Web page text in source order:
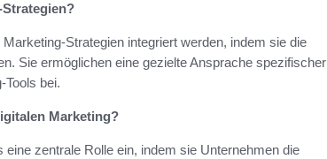
Strategien integriert werden, indem sie die
Sie ermöglichen eine gezielte Ansprache spezifischer
Tools bei.
Marketing?
zentrale Rolle ein, indem sie Unternehmen die